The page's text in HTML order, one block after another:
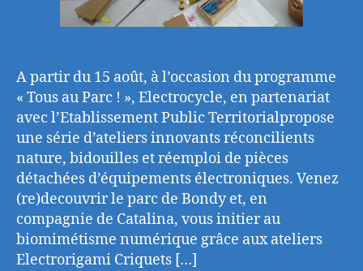
A partir du 15 août, à l’occasion du programme
« Tous au Parc ! », Electrocycle, en partenariat
avec l’Etablissement Public Territorialpropose
une série d’ateliers innovants réconcilients
nature, bidouilles et réemploi de pièces
détachées d’équipements électroniques. Venez
(re)decouvrir le parc de Bondy et, en
compagnie de Catalina, vous initier au
biomimétisme numérique grâce aux ateliers
Electrorigami Criquets […]